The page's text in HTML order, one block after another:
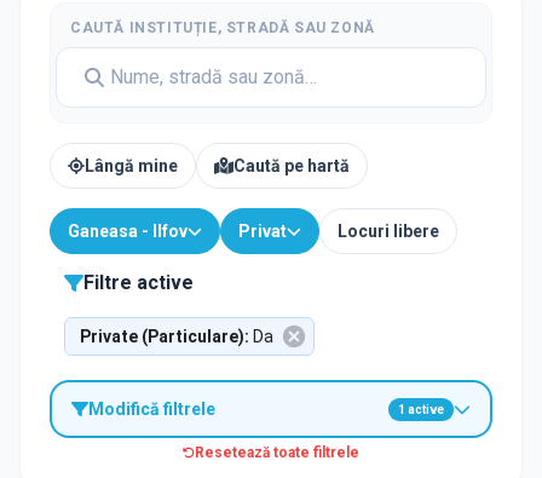
CAUTĂ INSTITUȚIE, STRADĂ SAU ZONĂ
Lângă mine Caută pe hartă
Ganeasa - Ilfov Privat Locuri libere
Filtre active
Private (Particulare): Da
Modifică filtrele 1 active
Resetează toate filtrele